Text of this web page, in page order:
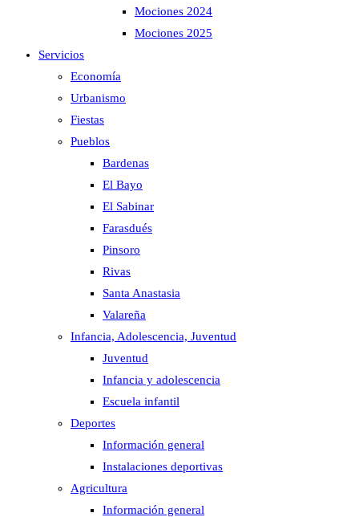
Mociones 2024
Mociones 2025
Servicios
Economía
Urbanismo
Fiestas
Pueblos
Bardenas
El Bayo
El Sabinar
Farasdués
Pinsoro
Rivas
Santa Anastasia
Valareña
Infancia, Adolescencia, Juventud
Juventud
Infancia y adolescencia
Escuela infantil
Deportes
Información general
Instalaciones deportivas
Agricultura
Información general